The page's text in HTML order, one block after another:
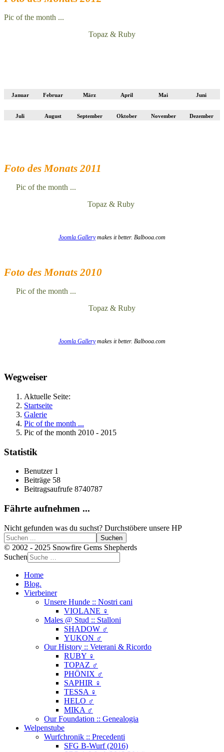
Pic of the month ...
Topaz & Ruby
Januar Februar März April Mai Juni
Juli August September Oktober November Dezember
Foto des Monats 2011
Pic of the month ...
Topaz & Ruby
Joomla Gallerymakes it better. Balbooa.com
Foto des Monats 2010
Pic of the month ...
Topaz & Ruby
Joomla Gallerymakes it better. Balbooa.com
Wegweiser
Aktuelle Seite:
Startseite
Galerie
Pic of the month ...
Pic of the month 2010 - 2015
Statistik
Benutzer 1
Beiträge 58
Beitragsaufrufe 8740787
Fährte aufnehmen ...
Nicht gefunden was du suchst? Durchstöbere unsere HP
Suchen
© 2002 - 2025 Snowfire Gems Shepherds
Suchen
Home
Blog.
Vierbeiner
Unsere Hunde :: Nostri cani
VIOLANE ♀
Males @ Stud :: Stalloni
SHADOW ♂
YUKON ♂
Our History :: Veterani & Ricordo
RUBY ♀
TOPAZ ♂
PHÖNIX ♂
SAPHIR ♀
TESSA ♀
HELO ♂
MIKA ♂
Our Foundation :: Genealogia
Welpenstube
Wurfchronik :: Precedenti
SFG B-Wurf (2016)